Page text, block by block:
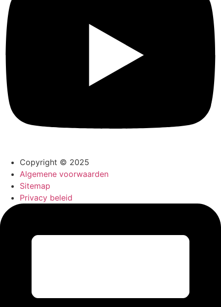
Copyright © 2025
Algemene voorwaarden
Sitemap
Privacy beleid